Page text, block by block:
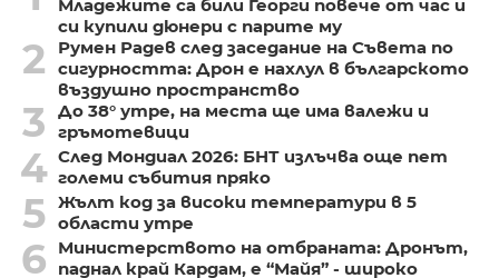
Младежите са били Георги повече от час и
си купили дюнери с парите му
2
Румен Радев след заседание на Съвета по
сигурността: Дрон е нахлул в българското
въздушно пространство
3
До 38° утре, на места ще има валежи и
гръмотевици
4 След Мондиал 2026: БНТ излъчва още пет
големи събития пряко
5 Жълт код за високи температури в 5
области утре
6
Министерството на отбраната: Дронът,
паднал край Кардам, е “Майя” - широко